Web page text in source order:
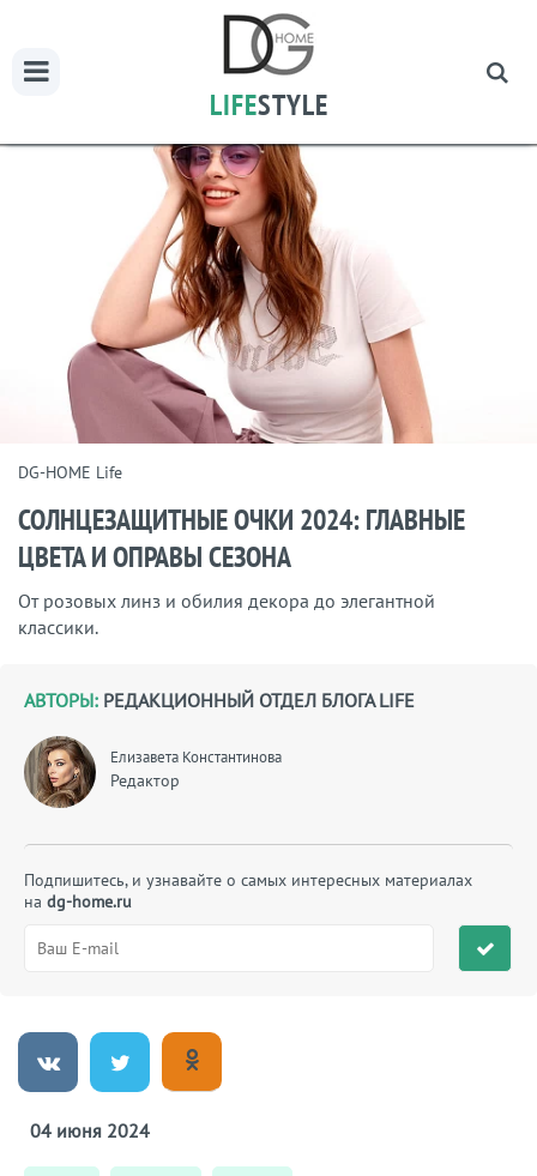
LIFESTYLE
DG-HOME Life
СОЛНЦЕЗАЩИТНЫЕ ОЧКИ 2024: ГЛАВНЫЕ
ЦВЕТА И ОПРАВЫ СЕЗОНА
От розовых линз и обилия декора до элегантной
классики.
АВТОРЫ: РЕДАКЦИОННЫЙ ОТДЕЛ БЛОГА LIFE
Елизавета Константинова
Редактор
Подпишитесь, и узнавайте о самых интересных материалах
на dg-home.ru
04 июня 2024